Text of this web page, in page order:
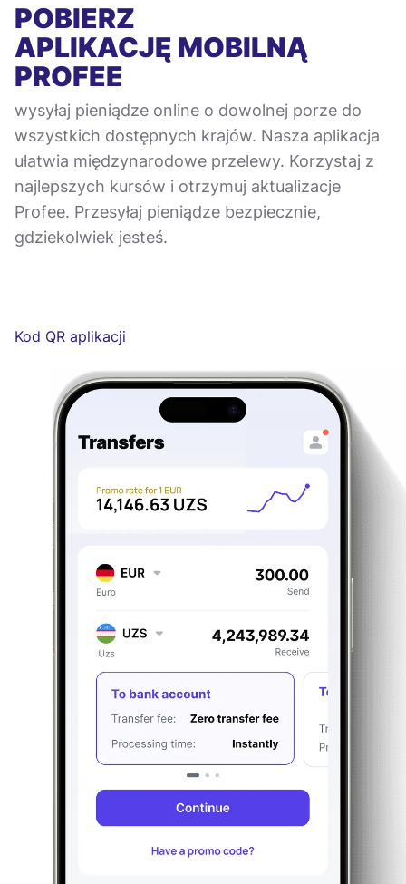
POBIERZ
APLIKACJĘ MOBILNĄ
PROFEE
wysyłaj pieniądze online o dowolnej porze do
wszystkich dostępnych krajów. Nasza aplikacja
ułatwia międzynarodowe przelewy. Korzystaj z
najlepszych kursów i otrzymuj aktualizacje
Profee. Przesyłaj pieniądze bezpiecznie,
gdziekolwiek jesteś.
Kod QR aplikacji